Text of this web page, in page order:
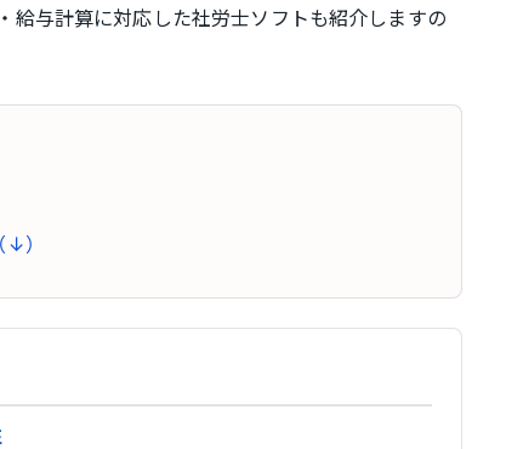
給与計算に対応した社労士ソフトも紹介しますの
）